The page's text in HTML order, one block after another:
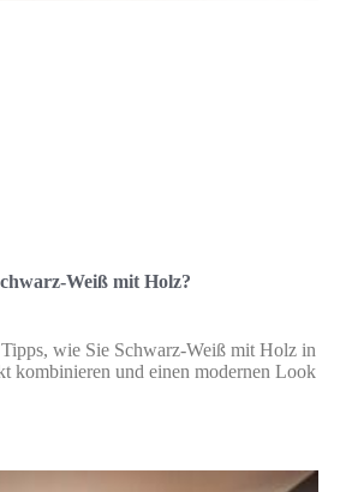
Weiß mit Holz?
wie Sie Schwarz-Weiß mit Holz in
kombinieren und einen modernen Look